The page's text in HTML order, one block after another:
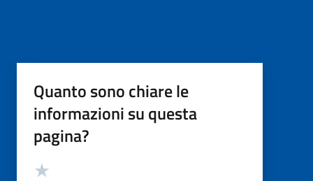
Quanto sono chiare le
informazioni su questa
pagina?
Valutazione